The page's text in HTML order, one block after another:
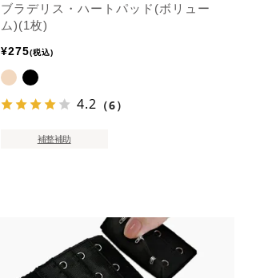
ブラデリス・ハートパッド(ボリュー
ム)(1枚)
¥275 税込
4.2 （6）
補整補助